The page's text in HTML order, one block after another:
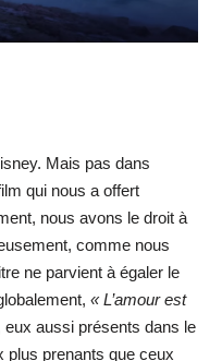
Mais pas dans
qui nous a offert
nous avons le droit à
comme nous
ne parvient à égaler le
« L’amour est
eux aussi présents dans le
plus prenants que ceux